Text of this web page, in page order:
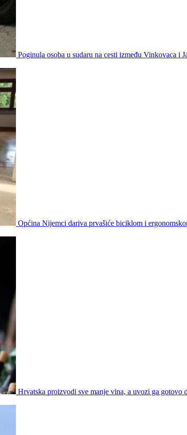
Poginula osoba u sudaru na cesti između Vinkovaca i
Općina Nijemci dariva prvašiće biciklom i
Hrvatska proizvodi sve manje vina, a uvozi ga gotovo